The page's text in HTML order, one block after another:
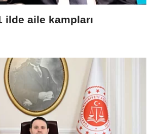
ilde aile kampları